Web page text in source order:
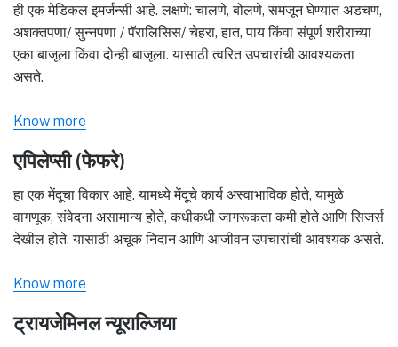
ही एक मेडिकल इमर्जन्सी आहे. लक्षणे: चालणे, बोलणे, समजून घेण्यात अडचण,
अशक्तपणा/ सुन्नपणा / पॅरालिसिस/ चेहरा, हात, पाय किंवा संपूर्ण शरीराच्या
एका बाजूला किंवा दोन्ही बाजूला. यासाठी त्वरित उपचारांची आवश्यकता
असते.
Know more
एपिलेप्सी (फेफरे)
हा एक मेंदूचा विकार आहे. यामध्ये मेंदूचे कार्य अस्वाभाविक होते, यामुळे
वागणूक, संवेदना असामान्य होते, कधीकधी जागरूकता कमी होते आणि सिजर्स
देखील होते. यासाठी अचूक निदान आणि आजीवन उपचारांची आवश्यक असते.
Know more
ट्रायजेमिनल न्यूराल्जिया